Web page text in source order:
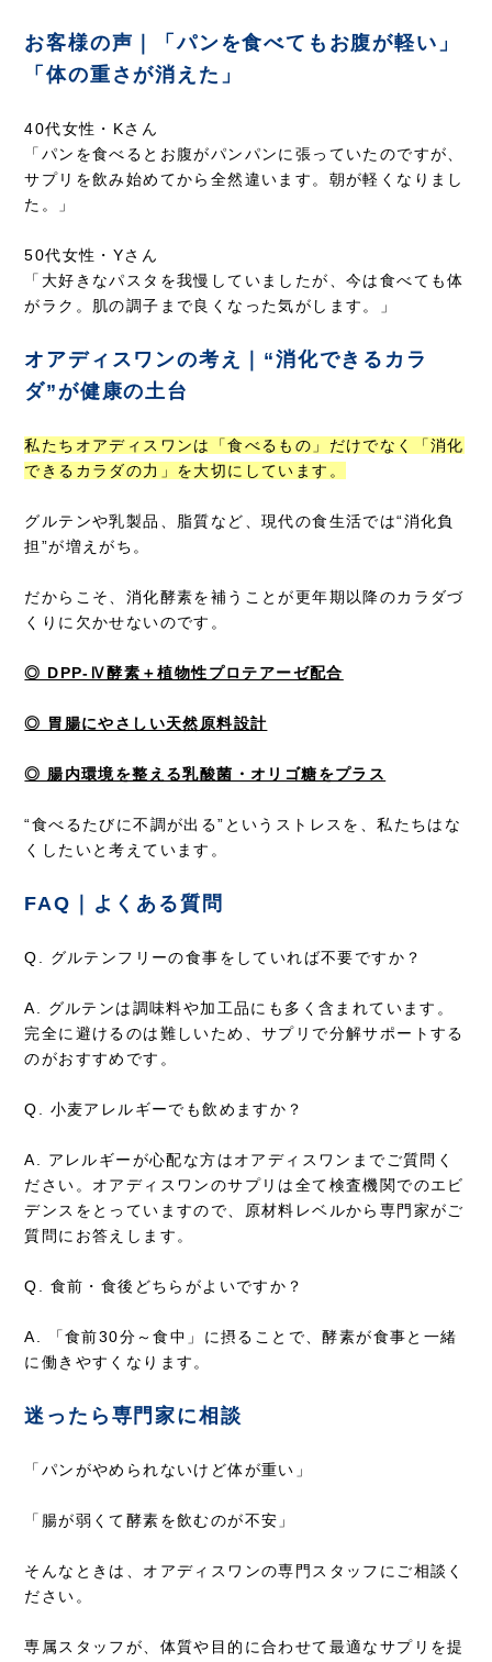
お客様の声｜「パンを食べてもお腹が軽い」
「体の重さが消えた」
40代女性・Kさん
「パンを食べるとお腹がパンパンに張っていたのですが、
サプリを飲み始めてから全然違います。朝が軽くなりまし
た。」
50代女性・Yさん
「大好きなパスタを我慢していましたが、今は食べても体
がラク。肌の調子まで良くなった気がします。」
オアディスワンの考え｜“消化できるカラ
ダ”が健康の土台
私たちオアディスワンは「食べるもの」だけでなく「消化
できるカラダの力」を大切にしています。
グルテンや乳製品、脂質など、現代の食生活では“消化負
担”が増えがち。
だからこそ、消化酵素を補うことが更年期以降のカラダづ
くりに欠かせないのです。
◎ DPP-Ⅳ酵素＋植物性プロテアーゼ配合
◎ 胃腸にやさしい天然原料設計
◎ 腸内環境を整える乳酸菌・オリゴ糖をプラス
“食べるたびに不調が出る”というストレスを、私たちはな
くしたいと考えています。
FAQ｜よくある質問
Q. グルテンフリーの食事をしていれば不要ですか？
A. グルテンは調味料や加工品にも多く含まれています。
完全に避けるのは難しいため、サプリで分解サポートする
のがおすすめです。
Q. 小麦アレルギーでも飲めますか？
A. アレルギーが心配な方はオアディスワンまでご質問く
ださい。オアディスワンのサプリは全て検査機関でのエビ
デンスをとっていますので、原材料レベルから専門家がご
質問にお答えします。
Q. 食前・食後どちらがよいですか？
A. 「食前30分～食中」に摂ることで、酵素が食事と一緒
に働きやすくなります。
迷ったら専門家に相談
「パンがやめられないけど体が重い」
「腸が弱くて酵素を飲むのが不安」
そんなときは、オアディスワンの専門スタッフにご相談く
ださい。
専属スタッフが、体質や目的に合わせて最適なサプリを提